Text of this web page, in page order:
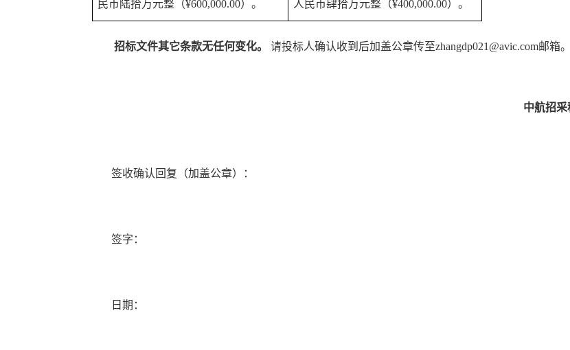
民币陆拾万元整（¥600,000.00）。
人民币肆拾万元整（¥400,000.00）。
招标文件其它条款无任何变化。 请投标人确认收到后加盖公章传至zhangdp021@avic.com邮箱。
中航招
签收确认回复（加盖公章）：
签字：
日期：